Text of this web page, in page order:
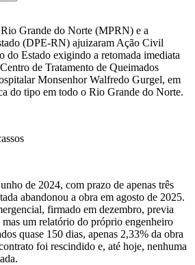
Grande do Norte (MPRN) e a
(DPE-RN) ajuizaram Ação Civil
do Estado exigindo a retomada imediata
de Tratamento de Queimados
Monsenhor Walfredo Gurgel, em
do tipo em todo o Rio Grande do Norte.
de 2024, com prazo de apenas três
abandonou a obra em agosto de 2025.
firmado em dezembro, previa
um relatório do próprio engenheiro
quase 150 dias, apenas 2,33% da obra
foi rescindido e, até hoje, nenhuma